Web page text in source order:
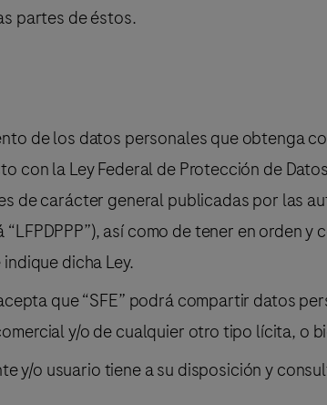
partes de éstos.
de los datos personales que obtenga
con la Ley Federal de Protección de
de carácter general publicadas por las
así como de tener en orden
dicha Ley.
que “SFE” podrá compartir datos
y/o de cualquier otro tipo lícita,
y/o usuario tiene a su disposición y